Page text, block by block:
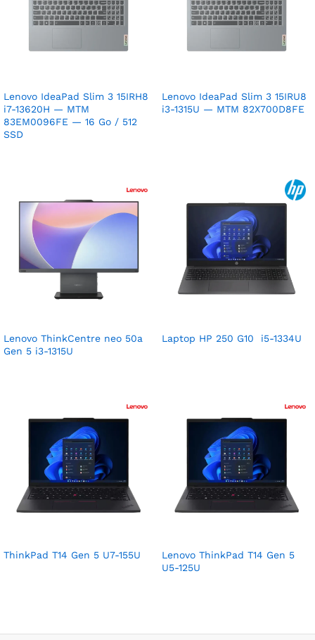
Lenovo IdeaPad Slim 3 15IRH8
i7-13620H — MTM
83EM0096FE — 16 Go / 512
SSD
Lenovo IdeaPad Slim 3 15IRU8
i3-1315U — MTM 82X700D8FE
Lenovo ThinkCentre neo 50a
Gen 5 i3-1315U
Laptop HP 250 G10 i5-1334U
ThinkPad T14 Gen 5 U7-155U
Lenovo ThinkPad T14 Gen 5
U5-125U